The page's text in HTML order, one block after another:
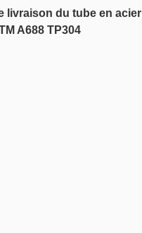
livraison du tube en acier
A688 TP304